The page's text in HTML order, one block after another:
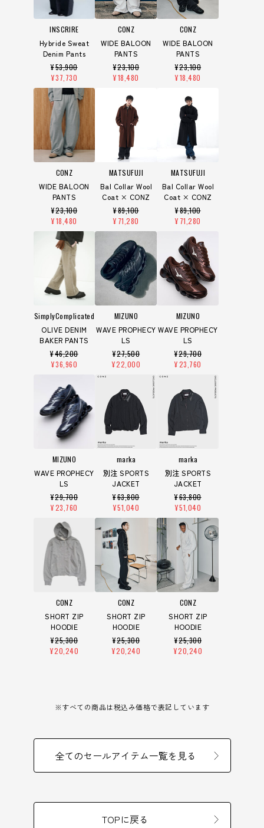
INSCRIRE
Hybride Sweat
Denim Pants
¥53,900
¥37,730
CONZ
WIDE BALOON
PANTS
¥23,100
¥18,480
CONZ
WIDE BALOON
PANTS
¥23,100
¥18,480
CONZ
WIDE BALOON
PANTS
¥23,100
¥18,480
MATSUFUJI
Bal Collar Wool
Coat × CONZ
¥89,100
¥ 71,280
MATSUFUJI
Bal Collar Wool
Coat × CONZ
¥89,100
¥ 71,280
SimplyComplicated
OLIVE DENIM
BAKER PANTS
¥46,200
¥36,960
MIZUNO
WAVE PROPHECY
LS
¥27,500
¥22,000
MIZUNO
WAVE PROPHECY
LS
¥29,700
¥23,760
MIZUNO
WAVE PROPHECY
LS
¥29,700
¥23,760
marka
別注 SPORTS
JACKET
¥63,800
¥51,040
marka
別注 SPORTS
JACKET
¥63,800
¥51,040
CONZ
SHORT ZIP
HOODIE
¥25,300
¥20,240
CONZ
SHORT ZIP
HOODIE
¥25,300
¥20,240
CONZ
SHORT ZIP
HOODIE
¥25,300
¥20,240
※すべての商品は税込み価格で表記しています
全てのセールアイテム一覧を見る
TOPに戻る